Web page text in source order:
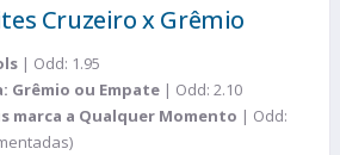
Cruzeiro x Grêmio
| Odd: 1.95
Grêmio ou Empate | Odd: 2.10
marca a Qualquer Momento | Odd: